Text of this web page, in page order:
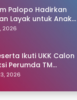
Palopo Hadirkan
Layak untuk Anak
2026
Ikuti UKK Calon
Perumda TM
Ris Akril Raih
2026